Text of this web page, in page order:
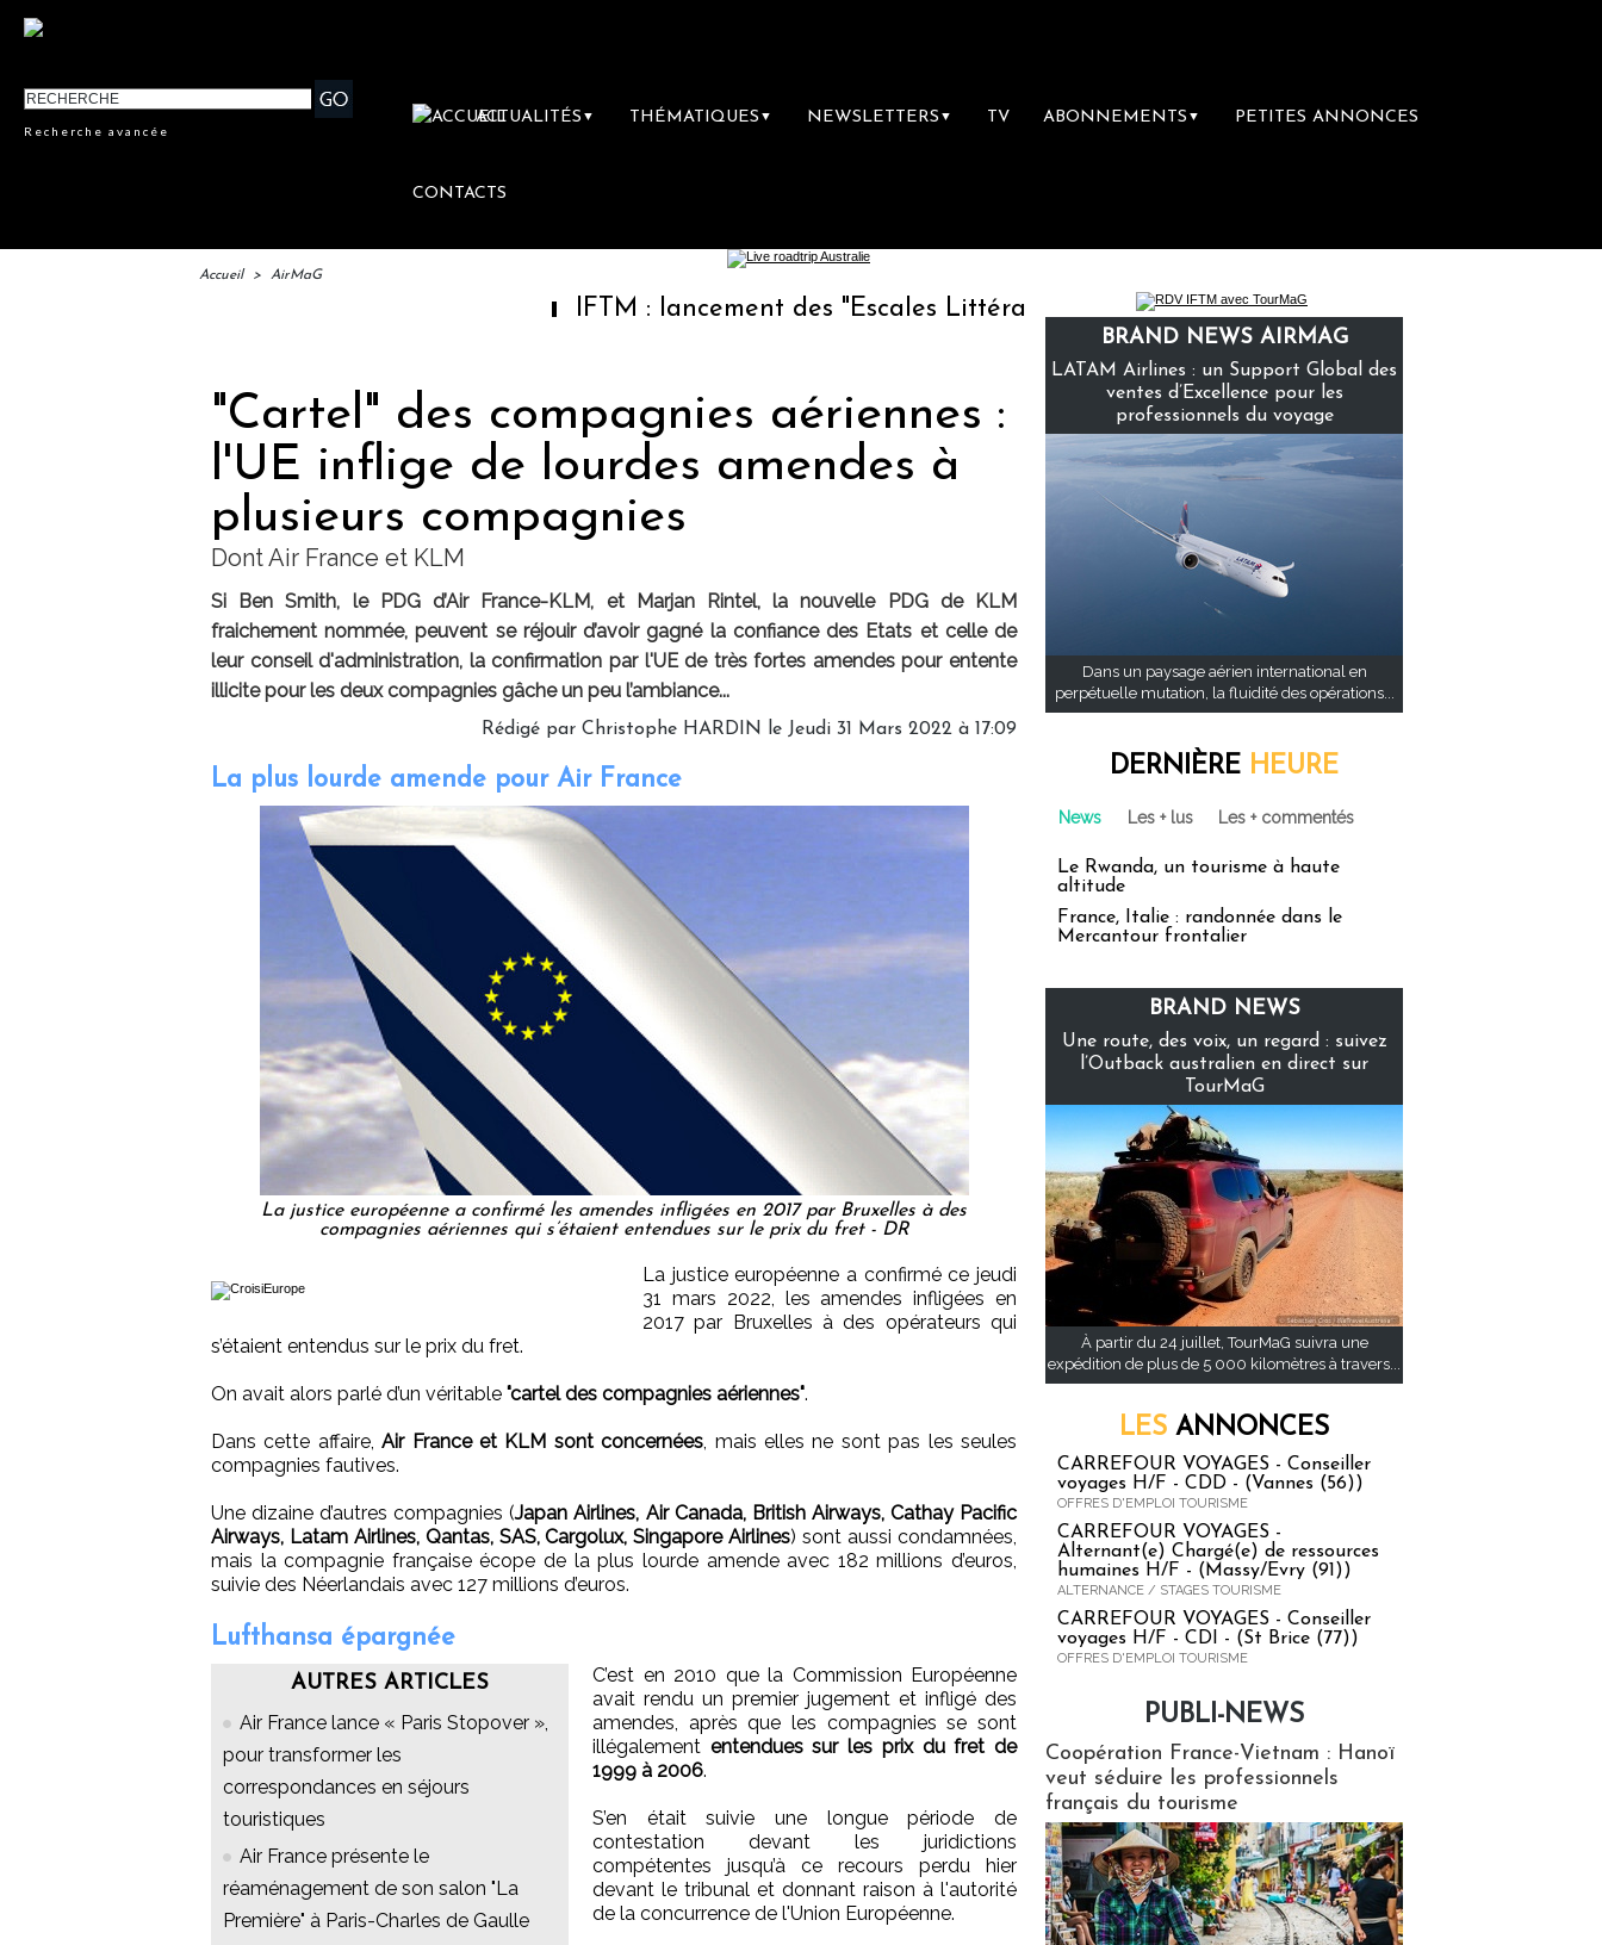
Recherche avancée
ACTUALITÉS ▼ THÉMATIQUES ▼ NEWSLETTERS ▼ TV ABONNEMENTS ▼ PETITES ANNONCES
CONTACTS
Accueil > AirMaG
IFTM : lancement des "Escales Littéraires", la première librairie du voyage
"Cartel" des compagnies aériennes :
l'UE inflige de lourdes amendes à
plusieurs compagnies
Dont Air France et KLM
Si Ben Smith, le PDG d’Air France-KLM, et Marjan Rintel, la nouvelle PDG de KLM
fraichement nommée, peuvent se réjouir d’avoir gagné la confiance des Etats et celle de
leur conseil d'administration, la confirmation par l'UE de très fortes amendes pour entente
illicite pour les deux compagnies gâche un peu l’ambiance...
Rédigé par Christophe HARDIN le Jeudi 31 Mars 2022 à 17:09
La plus lourde amende pour Air France
La justice européenne a confirmé les amendes infligées en 2017 par Bruxelles à des
compagnies aériennes qui s’étaient entendues sur le prix du fret - DR
La justice européenne a confirmé ce jeudi
31 mars 2022, les amendes infligées en
2017 par Bruxelles à des opérateurs qui
s’étaient entendus sur le prix du fret.
On avait alors parlé d’un véritable "cartel des compagnies aériennes".
Dans cette affaire,Air France et KLM sont concernées, mais elles ne sont pas les seules
compagnies fautives.
Une dizaine d’autres compagnies (Japan Airlines, Air Canada, British Airways, Cathay Pacific
Airways, Latam Airlines, Qantas, SAS, Cargolux, Singapore Airlines) sont aussi condamnées,
mais la compagnie française écope de la plus lourde amende avec 182 millions d’euros,
suivie des Néerlandais avec 127 millions d’euros.
Lufthansa épargnée
AUTRES ARTICLES
Air France lance « Paris Stopover »,
pour transformer les
correspondances en séjours
touristiques
Air France présente le
réaménagement de son salon "La
Première" à Paris-Charles de Gaulle
C’est en 2010 que la Commission Européenne
avait rendu un premier jugement et infligé des
amendes, après que les compagnies se sont
illégalement entendues sur les prix du fret de
1999 à 2006.
S’en était suivie une longue période de
contestation devant les juridictions
compétentes jusqu’à ce recours perdu hier
devant le tribunal et donnant raison à l'autorité
de la concurrence de l'Union Européenne.
BRAND NEWS AIRMAG
LATAM Airlines : un Support Global des
ventes d’Excellence pour les
professionnels du voyage
Dans un paysage aérien international en
perpétuelle mutation, la fluidité des opérations...
DERNIÈRE HEURE
News Les + lus Les + commentés
Le Rwanda, un tourisme à haute
altitude
France, Italie : randonnée dans le
Mercantour frontalier
BRAND NEWS
Une route, des voix, un regard : suivez
l’Outback australien en direct sur
TourMaG
À partir du 24 juillet, TourMaG suivra une
expédition de plus de 5 000 kilomètres à travers...
LES ANNONCES
CARREFOUR VOYAGES - Conseiller
voyages H/F - CDD - (Vannes (56))
OFFRES D'EMPLOI TOURISME
CARREFOUR VOYAGES -
Alternant(e) Chargé(e) de ressources
humaines H/F - (Massy/Evry (91))
ALTERNANCE / STAGES TOURISME
CARREFOUR VOYAGES - Conseiller
voyages H/F - CDI - (St Brice (77))
OFFRES D'EMPLOI TOURISME
PUBLI-NEWS
Coopération France-Vietnam : Hanoï
veut séduire les professionnels
français du tourisme